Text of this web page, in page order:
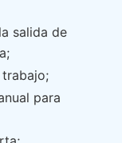
salida de
para